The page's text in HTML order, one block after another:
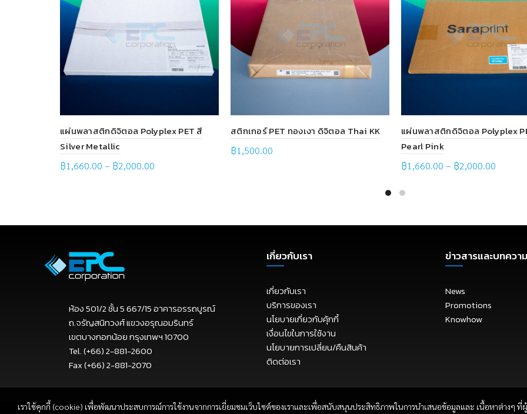
แผ่นพลาสติกดิจิตอล Polyplex PET สี
Silver Metallic
฿1,660.00 – ฿2,000.00
สติกเกอร์ PET ทองเงา ดิจิตอล Thai KK
฿1,500.00
แผ่นพลาสติกดิจิตอล Polyplex
Pearl Pink
฿1,660.00 – ฿2,000.00
ห้อง 501/2 ชั้น 5 667/15 อาคารอรรถบูรณ์
ถ.จรัญสนิทวงศ์ แขวงอรุณอมรินทร์
เขตบางกอกน้อย กรุงเทพฯ 10700
Tel. (+66) 2-881-2600
Fax (+66) 2-881-2070
เกี่ยวกับเรา
เกี่ยวกับเรา
บริการของเรา
นโยบายเกี่ยวกับคุ้กกี้
เงื่อนไขในการใช้งาน
นโยบายการเปลี่ยน/คืนสินค้า
ติดต่อเรา
ข่าวสารและบทควา
News
Promotions
Knowhow
เราใช้คุกกี้ (cookie) เพื่อพัฒนาประสบการณ์การใช้งานจากการเยี่ยมชมเว็บไซต์ของเราและเพื่อสนับสนุนประสิทธิภาพในการนำเสนอข้อมูลและ เนื้อหาต่างๆ ที่